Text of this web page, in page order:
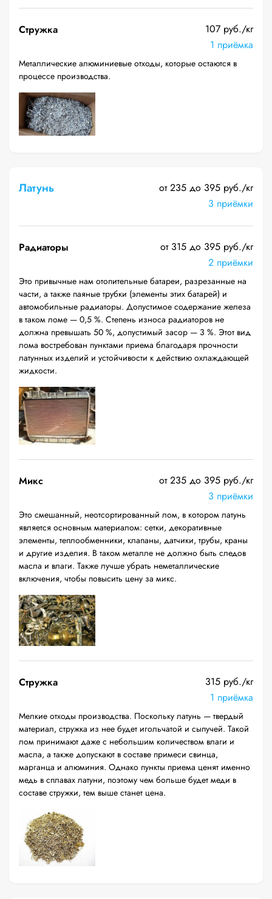
Стружка
107 руб./кг
1 приёмка
Металлические алюминиевые отходы, которые остаются в
процессе производства.
Латунь
от 235 до 395 руб./кг
3 приёмки
Радиаторы
от 315 до 395 руб./кг
2 приёмки
Это привычные нам отопительные батареи, разрезанные на
части, а также паяные трубки (элементы этих батарей) и
автомобильные радиаторы. Допустимое содержание железа
в таком ломе — 0,5 %. Степень износа радиаторов не
должна превышать 50 %, допустимый засор — 3 %. Этот вид
лома востребован пунктами приема благодаря прочности
латунных изделий и устойчивости к действию охлаждающей
жидкости.
Микс
от 235 до 395 руб./кг
3 приёмки
Это смешанный, неотсортированный лом, в котором латунь
является основным материалом: сетки, декоративные
элементы, теплообменники, клапаны, датчики, трубы, краны
и другие изделия. В таком металле не должно быть следов
масла и влаги. Также лучше убрать неметаллические
включения, чтобы повысить цену за микс.
Стружка
315 руб./кг
1 приёмка
Мелкие отходы производства. Поскольку латунь — твердый
материал, стружка из нее будет игольчатой и сыпучей. Такой
лом принимают даже с небольшим количеством влаги и
масла, а также допускают в составе примеси свинца,
марганца и алюминия. Однако пункты приема ценят именно
медь в сплавах латуни, поэтому чем больше будет меди в
составе стружки, тем выше станет цена.